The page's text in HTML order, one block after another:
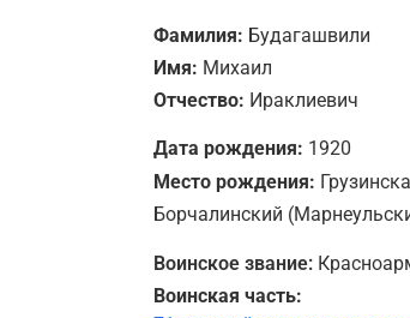
Фамилия: Будагашвили
Имя: Михаил
Отчество: Ираклиевич
Дата рождения: 1920
Место рождения:
Борчалинский
Воинское звание:
Воинская часть: